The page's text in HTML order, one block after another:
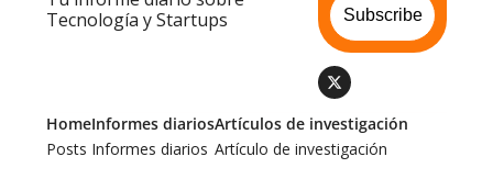
Tecnología y Startups
Subscribe
Home
Posts
Informes diarios
Informes diarios
Artículos de investigación
Artículo de investigación